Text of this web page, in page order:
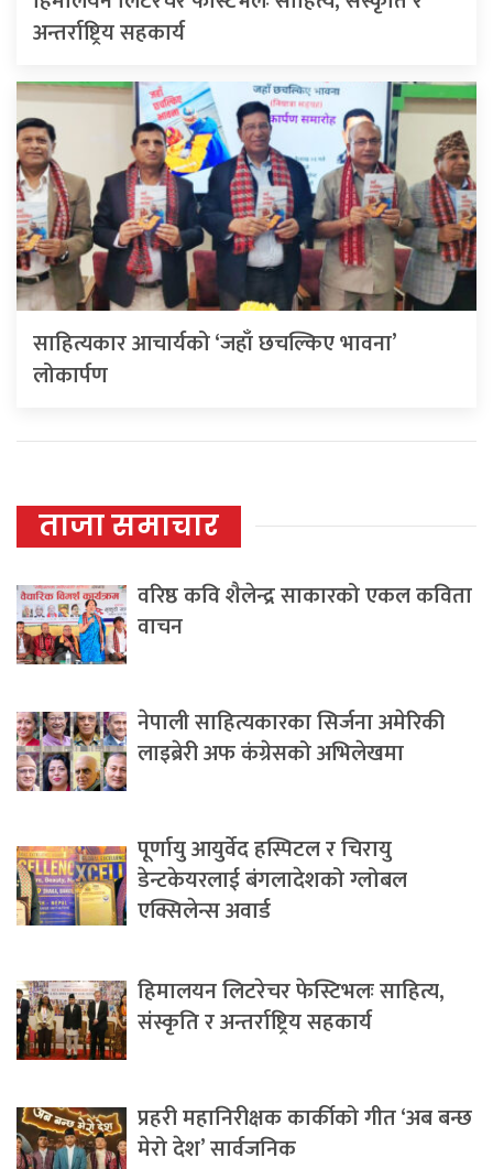
अन्तर्राष्ट्रिय सहकार्य
साहित्यकार आचार्यको ‘जहाँ छचल्किए भावना’
लोकार्पण
ताजा समाचार
वरिष्ठ कवि शैलेन्द्र साकारको एकल कविता
वाचन
नेपाली साहित्यकारका सिर्जना अमेरिकी
लाइब्रेरी अफ कंग्रेसको अभिलेखमा
पूर्णायु आयुर्वेद हस्पिटल र चिरायु
डेन्टकेयरलाई बंगलादेशको ग्लोबल
एक्सिलेन्स अवार्ड
हिमालयन लिटरेचर फेस्टिभलः साहित्य,
संस्कृति र अन्तर्राष्ट्रिय सहकार्य
प्रहरी महानिरीक्षक कार्कीको गीत ‘अब बन्छ
मेरो देश’ सार्वजनिक